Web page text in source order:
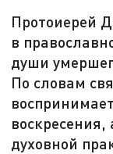
Протоиерей
в
души
По словам
воскресения,
духовной